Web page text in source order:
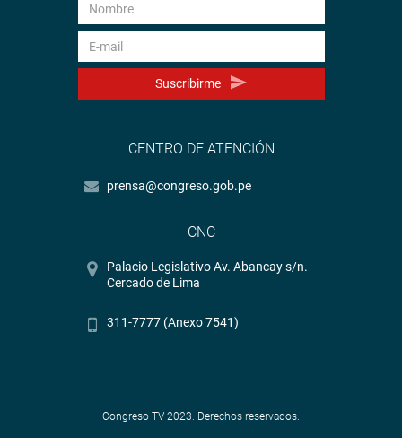
Suscribirme
CENTRO DE ATENCIÓN
prensa@congreso.gob.pe
CNC
Palacio Legislativo Av. Abancay s/n.
Cercado de Lima
311-7777 (Anexo 7541)
Congreso TV 2023. Derechos reservados.